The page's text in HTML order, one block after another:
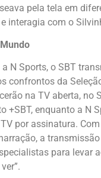
pela tela em
interagia com o
a N Sports, o SBT
confrontos da
na TV aberta, no
+SBT, enquanto a N
por assinatura.
a
para levar